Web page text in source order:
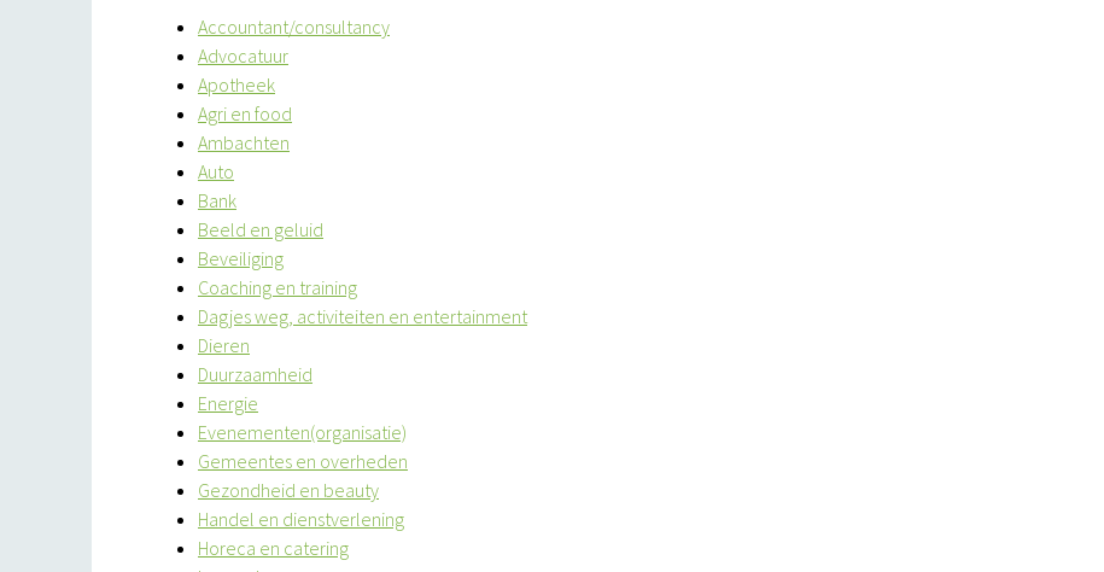
Accountant/consultancy
Advocatuur
Apotheek
Agri en food
Ambachten
Auto
Bank
Beeld en geluid
Beveiliging
Coaching en training
Dagjes weg, activiteiten en entertainment
Dieren
Duurzaamheid
Energie
Evenementen(organisatie)
Gemeentes en overheden
Gezondheid en beauty
Handel en dienstverlening
Horeca en catering